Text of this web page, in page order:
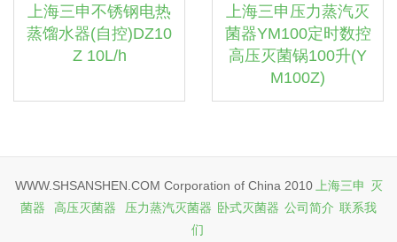
上海三申不锈钢电热
蒸馏水器(自控)DZ10
Z 10L/h
上海三申压力蒸汽灭
菌器YM100定时数控
高压灭菌锅100升(Y
M100Z)
WWW.SHSANSHEN.COM Corporation of China 2010 上海三申
灭
菌器
高压灭菌器 压力蒸汽灭菌器 卧式灭菌器 公司简介 联系我
们